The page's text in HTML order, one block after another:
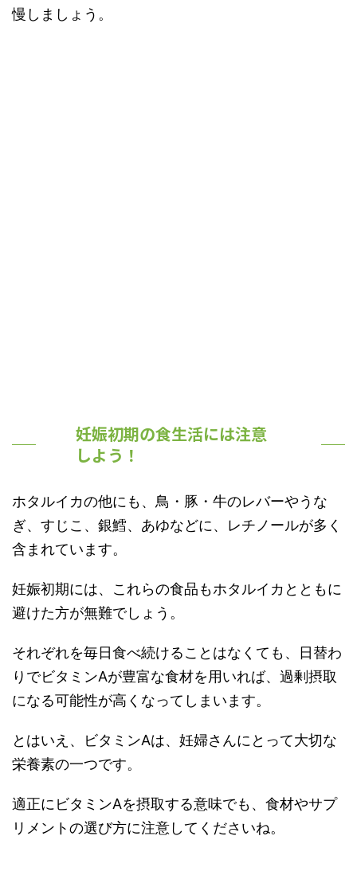
慢しましょう。
妊娠初期の食生活には注意
しよう！
ホタルイカの他にも、 鳥・豚・牛のレバーやうな
ぎ、すじこ、銀鱈、あゆなどに、レチノールが多く
含まれています。
妊娠初期には、これらの食品もホタルイカとともに
避けた方が無難でしょう。
それぞれを毎日食べ続けることはなくても、日替わ
りでビタミンAが豊富な食材を用いれば、過剰摂取
になる可能性が高くなってしまいます。
とはいえ、ビタミンAは、妊婦さんにとって大切な
栄養素の一つです。
適正にビタミンAを摂取する意味でも、食材やサプ
リメントの選び方に注意してくださいね。